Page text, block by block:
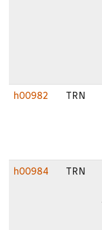
h00982 TRN
h00984 TRN